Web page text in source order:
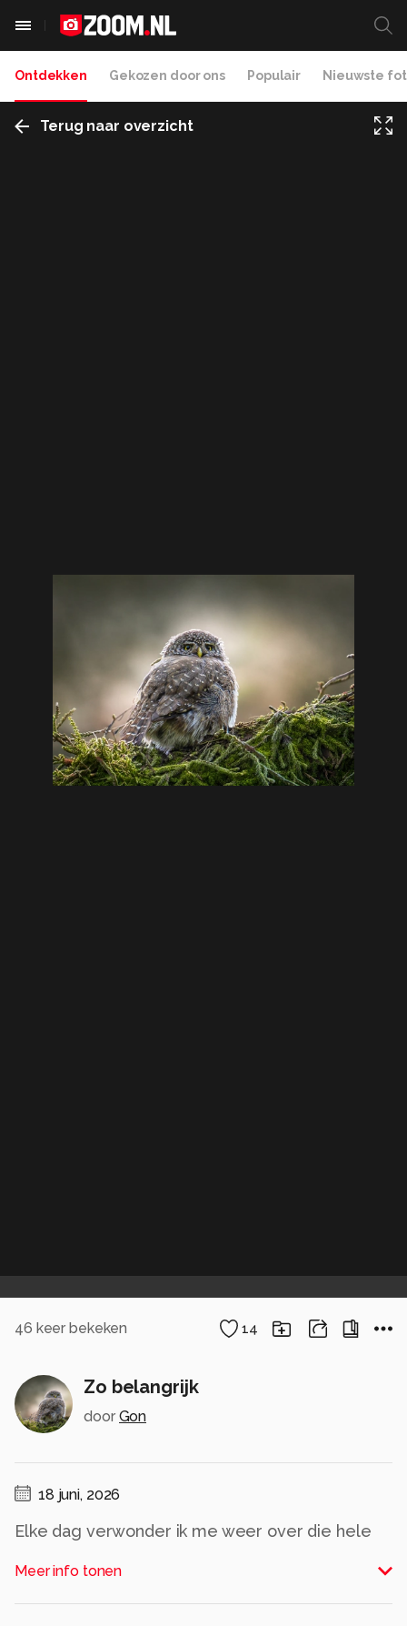
Ontdekken Gekozen door ons Populair Nieuwste
Terug naar overzicht
46 keer bekeken 14
Zo belangrijk
door Gon
18 juni, 2026
Elke dag verwonder ik me weer over die hele
natuur.
De ene mooi gekleurd en de andere
Meer info tonen